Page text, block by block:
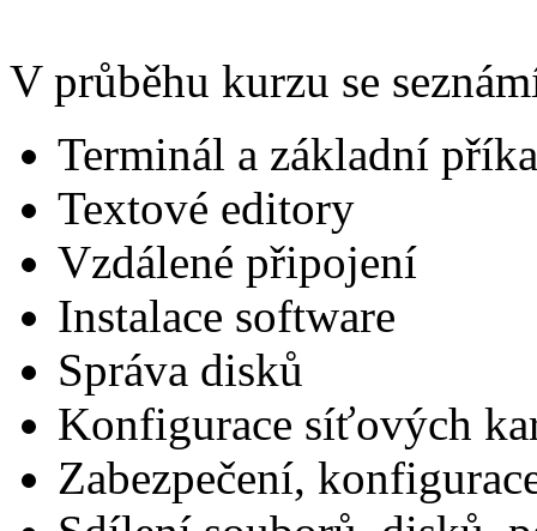
V průběhu kurzu se
Terminál a základní
Textové editory
Vzdálené připojení
Instalace software
Správa disků
Konfigurace síťových
Zabezpečení,